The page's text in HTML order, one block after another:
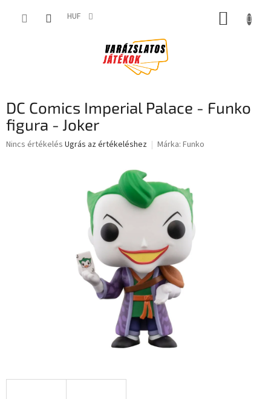
HUF KOSÁR
DC Comics Imperial Palace - Funko
figura - Joker
A
Nincs értékelés Ugrás az értékeléshez Márka: Funko